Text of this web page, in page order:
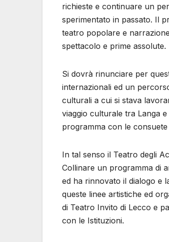
richieste e continuare un
sperimentato in passato. Il
teatro popolare e
spettacolo e prime assolute.
Si dovrà rinunciare per
internazionali ed un
culturali a cui si stava
viaggio culturale tra Langa
programma con le consuete
In tal senso il Teatro degli
Collinare un programma di
ed ha rinnovato il dialogo e
queste linee artistiche ed
di Teatro Invito di Lecco e
con le Istituzioni.